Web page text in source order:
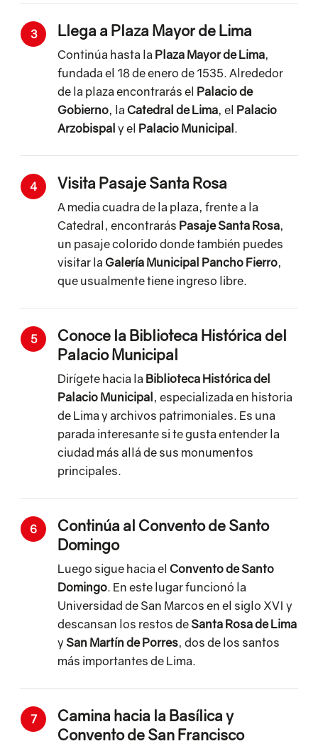
3 Llega a Plaza Mayor de Lima
Continúa hasta la Plaza Mayor de Lima,
fundada el 18 de enero de 1535. Alrededor
de la plaza encontrarás el Palacio de
Gobierno, la Catedral de Lima, el Palacio
Arzobispal y el Palacio Municipal.
4 Visita Pasaje Santa Rosa
A media cuadra de la plaza, frente a la
Catedral, encontrarás Pasaje Santa Rosa,
un pasaje colorido donde también puedes
visitar la Galería Municipal Pancho Fierro,
que usualmente tiene ingreso libre.
5
Conoce la Biblioteca Histórica del
Palacio Municipal
Dirígete hacia la Biblioteca Histórica del
Palacio Municipal, especializada en historia
de Lima y archivos patrimoniales. Es una
parada interesante si te gusta entender la
ciudad más allá de sus monumentos
principales.
6
Continúa al Convento de Santo
Domingo
Luego sigue hacia el Convento de Santo
Domingo. En este lugar funcionó la
Universidad de San Marcos en el siglo XVI y
descansan los restos de Santa Rosa de Lima
y San Martín de Porres, dos de los santos
más importantes de Lima.
7
Camina hacia la Basílica y
Convento de San Francisco